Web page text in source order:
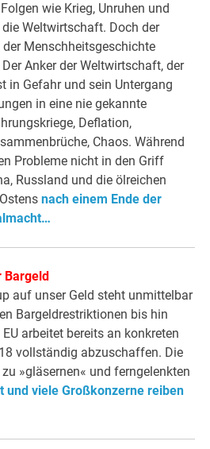
wie Krieg, Unruhen und
Weltwirtschaft. Doch der
Menschheitsgeschichte
Anker der Weltwirtschaft, der
in Gefahr und sein Untergang
in eine nie gekannte
Deflation,
Chaos. Während
Probleme nicht in den Griff
Russland und die ölreichen
nach einem Ende der
auf unser Geld steht unmittelbar
Bargeldrestriktionen bis hin
arbeitet bereits an konkreten
vollständig abzuschaffen. Die
»gläsernen« und ferngelenkten
und viele Großkonzerne reiben